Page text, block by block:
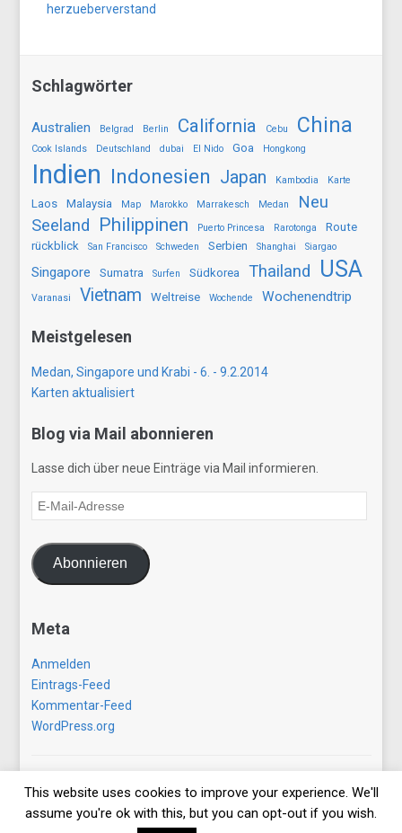
herzueberverstand
Schlagwörter
Australien Belgrad Berlin California Cebu China
Cook Islands Deutschland dubai El Nido Goa Hongkong
Indien Indonesien Japan Kambodia Karte
Laos Malaysia Map Marokko Marrakesch Medan
Neu
Seeland Philippinen Puerto Princesa Rarotonga
Route
rückblick
San Francisco Schweden Serbien Shanghai Siargao
Singapore Sumatra Surfen Südkorea Thailand USA
Varanasi Vietnam Weltreise Wochende Wochenendtrip
Meistgelesen
Medan, Singapore und Krabi - 6. - 9.2.2014
Karten aktualisiert
Blog via Mail abonnieren
Lasse dich über neue Einträge via Mail informieren.
E-
Mail-
Abonnieren
Meta
Anmelden
Eintrags-Feed
Kommentar-Feed
WordPress.org
Reserved.
This website uses cookies to improve your experience. We'll
assume you're ok with this, but you can opt-out if you wish.